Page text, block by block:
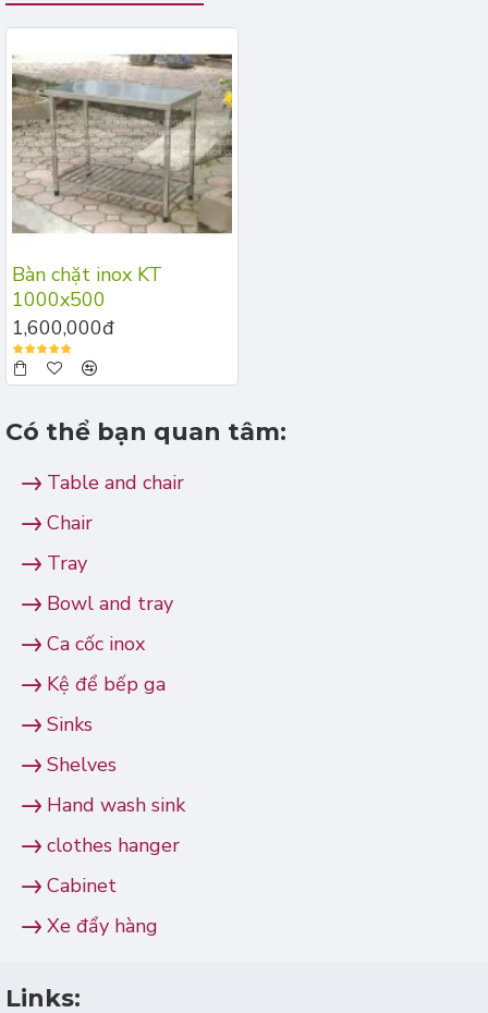
Bàn chặt inox KT
1000x500
1,600,000đ
Có thể bạn quan tâm:
Table and chair
Chair
Tray
Bowl and tray
Ca cốc inox
Kệ để bếp ga
Sinks
Shelves
Hand wash sink
clothes hanger
Cabinet
Xe đẩy hàng
Links: